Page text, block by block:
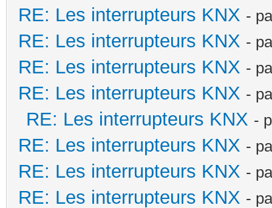
RE: Les interrupteurs KNX -
RE: Les interrupteurs KNX -
RE: Les interrupteurs KNX -
RE: Les interrupteurs KNX -
RE: Les interrupteurs KNX -
RE: Les interrupteurs KNX -
RE: Les interrupteurs KNX -
RE: Les interrupteurs KNX -